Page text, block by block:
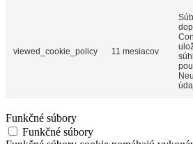
viewed_cookie_policy 11 mesiacov
Funkčné súbory
Funkčné súbory